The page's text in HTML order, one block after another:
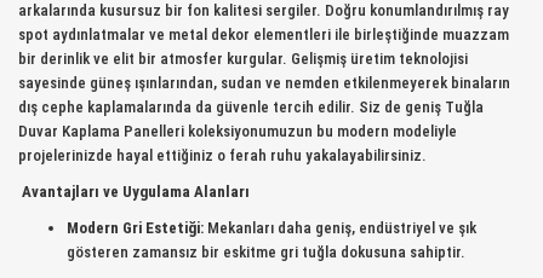
arkalarında kusursuz bir fon kalitesi sergiler. Doğru konumlandırılmış ray
spot aydınlatmalar ve metal dekor elementleri ile birleştiğinde muazzam
bir derinlik ve elit bir atmosfer kurgular. Gelişmiş üretim teknolojisi
sayesinde güneş ışınlarından, sudan ve nemden etkilenmeyerek binaların
dış cephe kaplamalarında da güvenle tercih edilir. Siz de geniş Tuğla
Duvar Kaplama Panelleri koleksiyonumuzun bu modern modeliyle
projelerinizde hayal ettiğiniz o ferah ruhu yakalayabilirsiniz.
Avantajları ve Uygulama Alanları
Modern Gri Estetiği: Mekanları daha geniş, endüstriyel ve şık
gösteren zamansız bir eskitme gri tuğla dokusuna sahiptir.